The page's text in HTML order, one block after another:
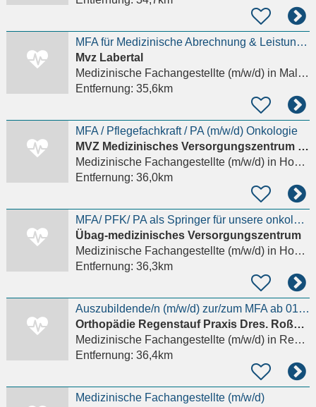
MFA für Medizinische Abrechnung & Leistungsmanagement (m/w/d)
Mvz Labertal
Medizinische Fachangestellte (m/w/d)in Mallersdorf-Pfaffenberg
Entfernung: 35,6km
MFA / Pflegefachkraft / PA (m/w/d) Onkologie
MVZ Medizinisches Versorgungszentrum Dr. Vehling-Kaiser GmbH
Medizinische Fachangestellte (m/w/d)in Hohenthann
Entfernung: 36,0km
MFA/ PFK/ PA als Springer für unsere onkologischen Tagesklinik Landshut/Mainburg/Dingolfing
Übag-medizinisches Versorgungszentrum
Medizinische Fachangestellte (m/w/d)in Hohenthann
Entfernung: 36,3km
Auszubildende/n (m/w/d) zur/zum MFA ab 01.09.26 gesucht
Orthopädie Regenstauf Praxis Dres. Roßmann/Danner/Vaitl
Medizinische Fachangestellte (m/w/d)in Regenstauf
Entfernung: 36,4km
Medizinische Fachangestellte (m/w/d)